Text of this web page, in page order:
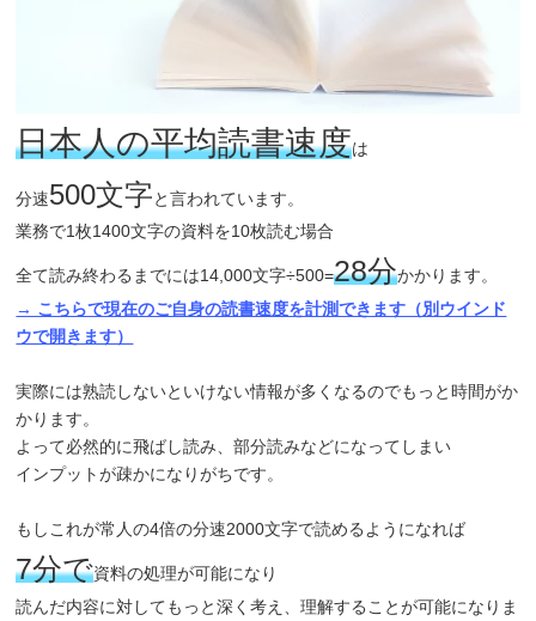
日本人の平均読書速度は
分速500文字 と言われています。
業務で1枚1400文字の資料を10枚読む場合
全て読み終わるまでには14,000文字÷500=28分かかります。
→ こちらで現在のご自身の読書速度を計測できます（別ウインド
ウで開きます）
実際には熟読しないといけない情報が多くなるのでもっと時間がか
かります。
よって必然的に飛ばし読み、部分読みなどになってしまい
インプットが疎かになりがちです。
もしこれが常人の4倍の分速2000文字で読めるようになれば
7分で資料の処理が可能になり
読んだ内容に対してもっと深く考え、理解することが可能になりま